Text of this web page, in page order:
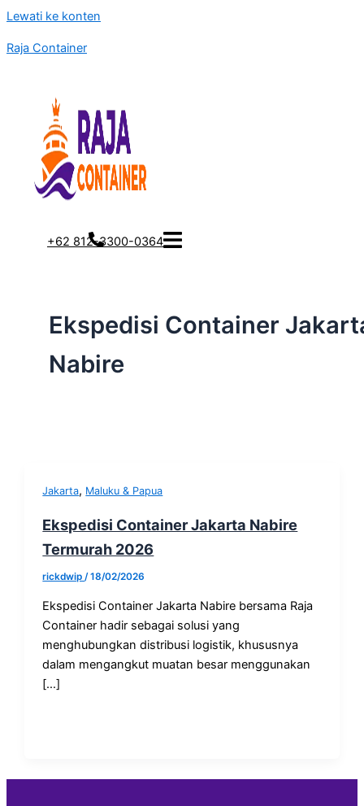
Lewati ke konten
Raja Container
+62 812-3300-0364
Ekspedisi Container
Nabire
Jakarta, Maluku & Papua
Ekspedisi Container Jakarta Nabire
Termurah 2026
rickdwip/18/02/2026
Ekspedisi Container Jakarta Nabire bersama Raja
Container hadir sebagai solusi yang
menghubungkan distribusi logistik, khususnya
dalam mengangkut muatan besar menggunakan
[…]